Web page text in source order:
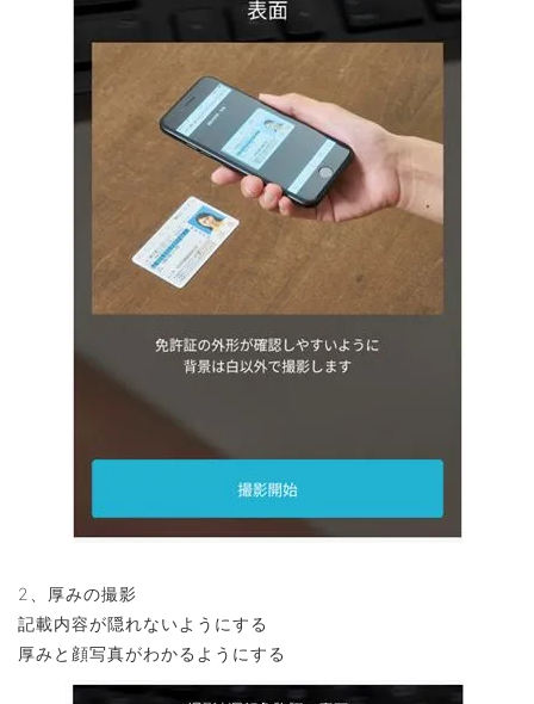
2、厚みの撮影
記載内容が隠れないようにする
厚みと顔写真がわかるようにする